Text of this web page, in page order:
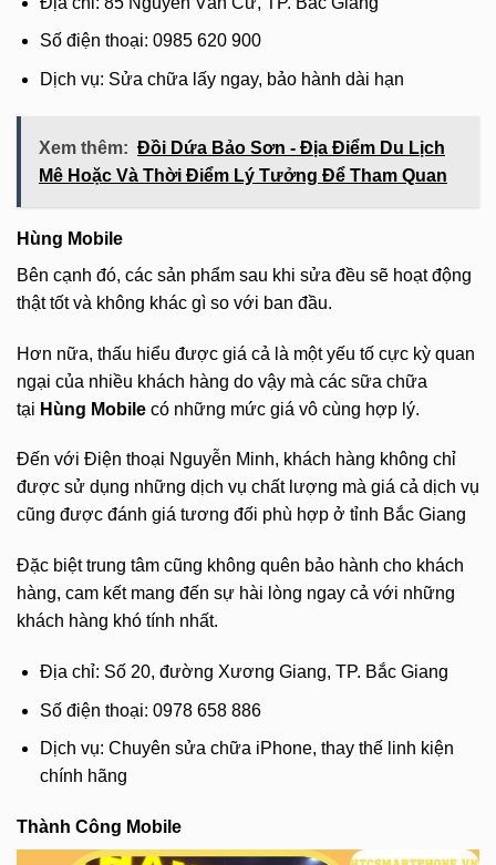
Số điện thoại: 0985 620 900
Dịch vụ: Sửa chữa lấy ngay, bảo hành dài hạn
Xem thêm: Đồi Dứa Bảo Sơn - Địa Điểm Du Lịch
Mê Hoặc Và Thời Điểm Lý Tưởng Để Tham Quan
Hùng Mobile
Bên cạnh đó, các sản phẩm sau khi sửa đều sẽ hoạt động
thật tốt và không khác gì so với ban đầu.
Hơn nữa, thấu hiểu được giá cả là một yếu tố cực kỳ quan
ngại của nhiều khách hàng do vậy mà các sữa chữa
tại Hùng Mobile có những mức giá vô cùng hợp lý.
Đến với Điện thoại Nguyễn Minh, khách hàng không chỉ
được sử dụng những dịch vụ chất lượng mà giá cả dịch vụ
cũng được đánh giá tương đối phù hợp ở tỉnh Bắc Giang
Đặc biệt trung tâm cũng không quên bảo hành cho khách
hàng, cam kết mang đến sự hài lòng ngay cả với những
khách hàng khó tính nhất.
Địa chỉ: Số 20, đường Xương Giang, TP. Bắc Giang
Số điện thoại: 0978 658 886
Dịch vụ: Chuyên sửa chữa iPhone, thay thế linh kiện
chính hãng
Thành Công Mobile